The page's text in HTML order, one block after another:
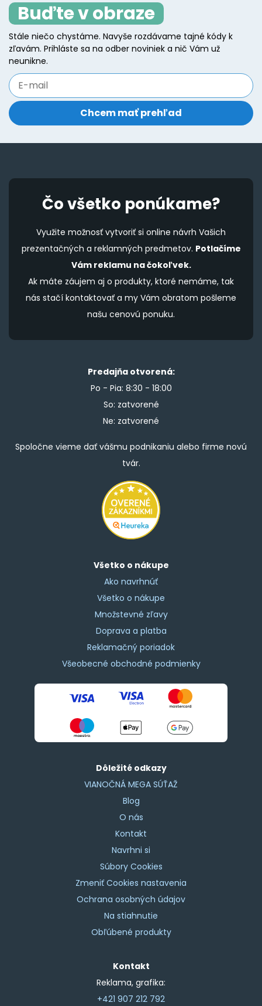
Buďte v obraze
Stále niečo chystáme. Navyše rozdávame tajné kódy k
zľavám. Prihláste sa na odber noviniek a nič Vám už
neunikne.
Čo všetko ponúkame?
Využite možnosť vytvoriť si online návrh Vašich
prezentačných a reklamných predmetov. Potlačíme
Vám reklamu na čokoľvek.
Ak máte záujem aj o produkty, ktoré nemáme, tak
nás stačí kontaktovať a my Vám obratom pošleme
našu cenovú ponuku.
Predajňa otvorená:
Po - Pia: 8:30 - 18:00
So: zatvorené
Ne: zatvorené
Spoločne vieme dať vášmu podnikaniu alebo firme novú
tvár.
Všetko o nákupe
Ako navrhnúť
Všetko o nákupe
Množstevné zľavy
Doprava a platba
Reklamačný poriadok
Všeobecné obchodné podmienky
Dôležité odkazy
VIANOČNÁ MEGA SÚŤAŽ
Blog
O nás
Kontakt
Navrhni si
Súbory Cookies
Zmeniť Cookies nastavenia
Ochrana osobných údajov
Na stiahnutie
Obľúbené produkty
Kontakt
Reklama, grafika:
+421 907 212 792